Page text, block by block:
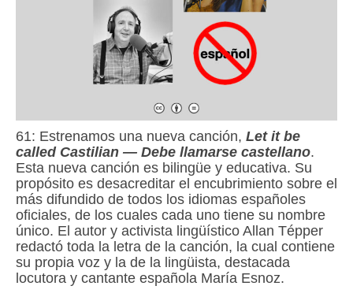
61: Estrenamos una nueva canción, Let it be
called Castilian — Debe llamarse castellano.
Esta nueva canción es bilingüe y educativa. Su
propósito es desacreditar el encubrimiento sobre el
más difundido de todos los idiomas españoles
oficiales, de los cuales cada uno tiene su nombre
único. El autor y activista lingüístico Allan Tépper
redactó toda la letra de la canción, la cual contiene
su propia voz y la de la lingüista, destacada
locutora y cantante española María Esnoz.